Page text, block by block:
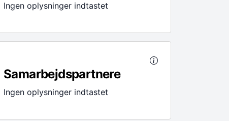
Ingen oplysninger indtastet
Samarbejdspartnere
Ingen oplysninger indtastet